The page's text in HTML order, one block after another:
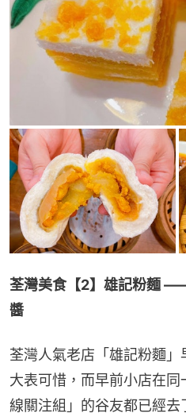
荃灣美食【2】雄記粉麵
醬
荃灣人氣老店「雄記粉麵
大表可惜，而早前小店在
線關注組」的谷友都已經